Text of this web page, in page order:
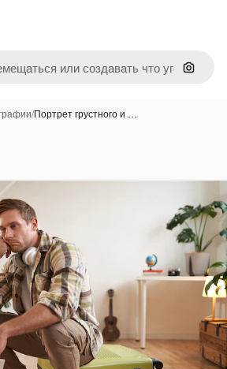
Поиск
/Портрет грустного и …